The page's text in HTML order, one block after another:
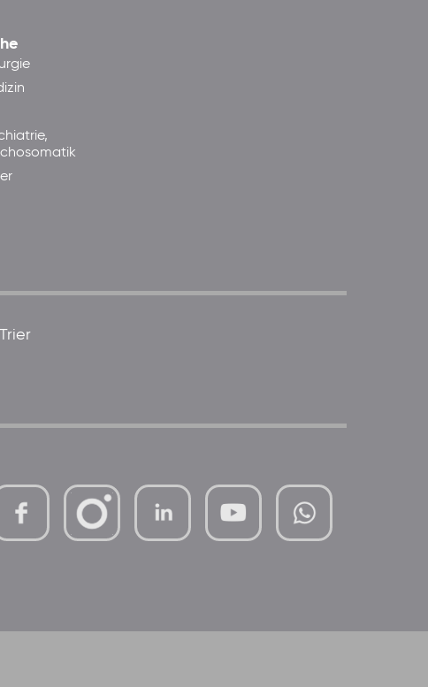
mutterhaus-xMBTtqOwC1KKBww